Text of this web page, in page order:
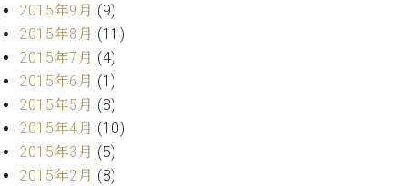
ー
サ
ー
ス
(調
律)
調
律
2015年9月 (9)
2015年8月 (11)
2015年7月 (4)
2015年6月 (1)
2015年5月 (8)
2015年4月 (10)
2015年3月 (5)
2015年2月 (8)